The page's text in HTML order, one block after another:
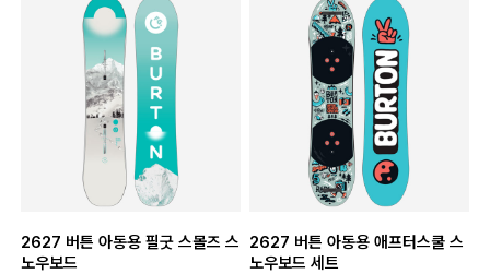
2627 버튼 아동용 필굿 스몰즈 스
노우보드
2627 버튼 아동용 애프터스쿨 스
노우보드 세트